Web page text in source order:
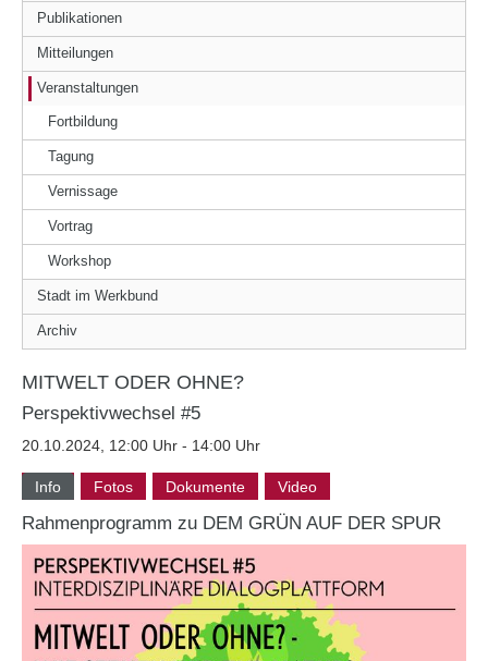
Publikationen
Mitteilungen
Veranstaltungen
Fortbildung
Tagung
Vernissage
Vortrag
Workshop
Stadt im Werkbund
Archiv
MITWELT ODER OHNE?
Perspektivwechsel #5
20.10.2024, 12:00 Uhr - 14:00 Uhr
Info Fotos Dokumente Video
Rahmenprogramm zu DEM GRÜN AUF DER SPUR